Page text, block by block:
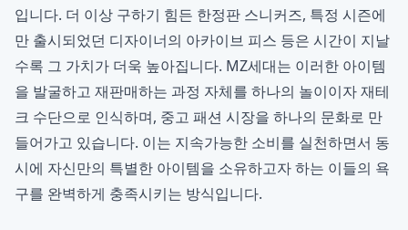
입니다. 더 이상 구하기 힘든 한정판 스니커즈, 특정 시즌에
만 출시되었던 디자이너의 아카이브 피스 등은 시간이 지날
수록 그 가치가 더욱 높아집니다. MZ세대는 이러한 아이템
을 발굴하고 재판매하는 과정 자체를 하나의 놀이이자 재테
크 수단으로 인식하며, 중고 패션 시장을 하나의 문화로 만
들어가고 있습니다. 이는 지속가능한 소비를 실천하면서 동
시에 자신만의 특별한 아이템을 소유하고자 하는 이들의 욕
구를 완벽하게 충족시키는 방식입니다.